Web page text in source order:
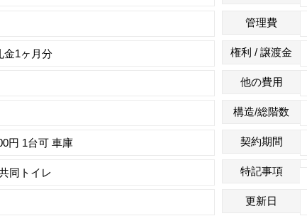
管理費
金1ヶ月分 権利 / 譲渡金
他の費用
構造/総階数
円 1台可 車庫 契約期間
同トイレ 特記事項
更新日